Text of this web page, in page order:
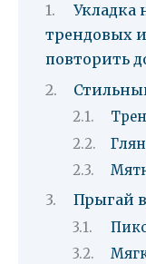
Укладка
трендовых
повторить
Прыгай